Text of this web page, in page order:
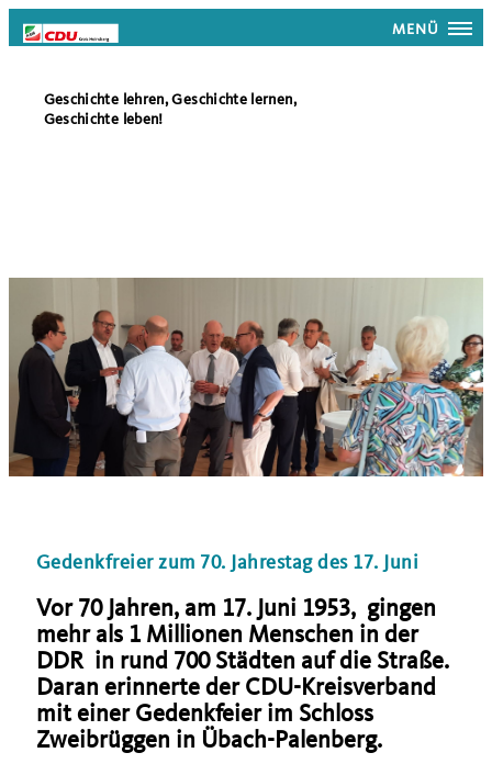
MENÜ
Geschichte lehren, Geschichte lernen,
Geschichte leben!
Gedenkfreier zum 70. Jahrestag des 17. Juni
Vor 70 Jahren, am 17. Juni 1953, gingen
mehr als 1 Millionen Menschen in der
DDR in rund 700 Städten auf die Straße.
Daran erinnerte der CDU-Kreisverband
mit einer Gedenkfeier im Schloss
Zweibrüggen in Übach-Palenberg.